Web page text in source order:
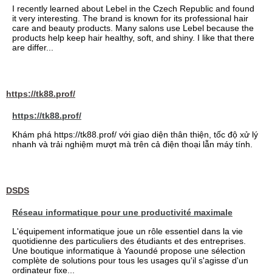
I recently learned about Lebel in the Czech Republic and found
it very interesting. The brand is known for its professional hair
care and beauty products. Many salons use Lebel because the
products help keep hair healthy, soft, and shiny. I like that there
are differ...
https://tk88.prof/
https://tk88.prof/
Khám phá https://tk88.prof/ với giao diện thân thiện, tốc độ xử lý
nhanh và trải nghiệm mượt mà trên cả điện thoại lẫn máy tính.
DSDS
Réseau informatique pour une productivité maximale
L'équipement informatique joue un rôle essentiel dans la vie
quotidienne des particuliers des étudiants et des entreprises.
Une boutique informatique à Yaoundé propose une sélection
complète de solutions pour tous les usages qu'il s'agisse d'un
ordinateur fixe...